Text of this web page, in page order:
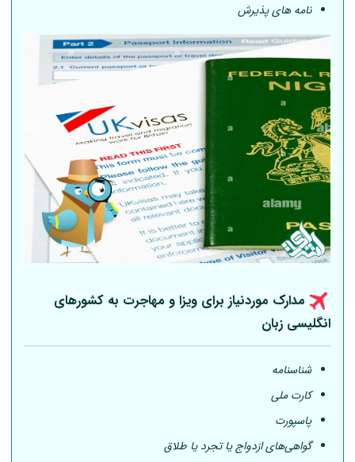
نامه های پذیرش
مدارک موردنیاز برای ویزا و مهاجرت به کشورهای
انگلیسی زبان
شناسنامه
کارت ملی
پاسپورت
گواهی‌های ازدواج یا تجرد یا طلاق